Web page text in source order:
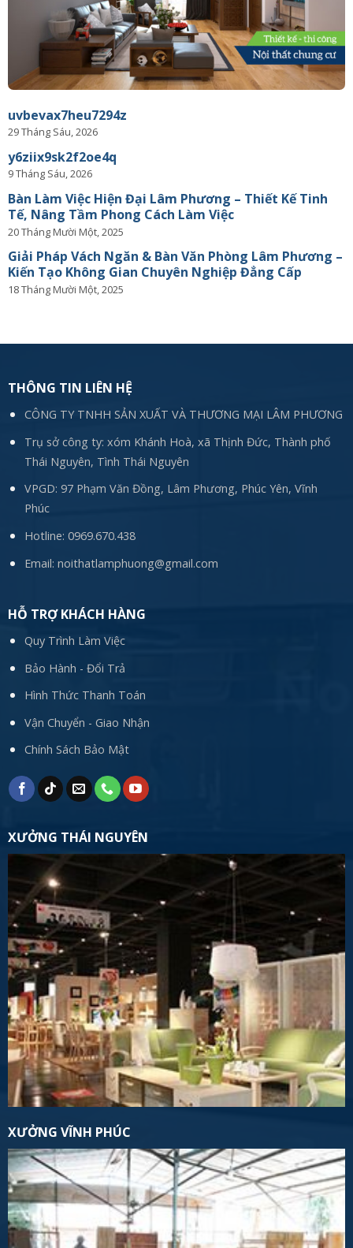
uvbevax7heu7294z
29 Tháng Sáu, 2026
y6ziix9sk2f2oe4q
9 Tháng Sáu, 2026
Bàn Làm Việc Hiện Đại Lâm Phương – Thiết Kế Tinh
Tế, Nâng Tầm Phong Cách Làm Việc
20 Tháng Mười Một, 2025
Giải Pháp Vách Ngăn & Bàn Văn Phòng Lâm Phương –
Kiến Tạo Không Gian Chuyên Nghiệp Đẳng Cấp
18 Tháng Mười Một, 2025
THÔNG TIN LIÊN HỆ
CÔNG TY TNHH SẢN XUẤT VÀ THƯƠNG MẠI LÂM PHƯƠNG
Trụ sở công ty: xóm Khánh Hoà, xã Thịnh Đức, Thành phố
Thái Nguyên, Tình Thái Nguyên
VPGD: 97 Phạm Văn Đồng, Lâm Phương, Phúc Yên, Vĩnh
Phúc
Hotline: 0969.670.438
Email: noithatlamphuong@gmail.com
HỖ TRỢ KHÁCH HÀNG
Quy Trình Làm Việc
Bảo Hành - Đổi Trả
Hình Thức Thanh Toán
Vận Chuyển - Giao Nhận
Chính Sách Bảo Mật
XƯỞNG THÁI NGUYÊN
XƯỞNG VĨNH PHÚC